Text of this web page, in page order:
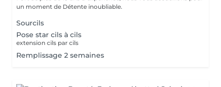
un moment de Détente inoubliable.
Sourcils
Pose star cils à cils
extension cils par cils
Remplissage 2 semaines